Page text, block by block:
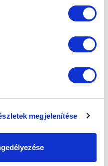
megjelenítése
MTK BUDAPEST
sem! Iratkozzon fel ingyenes